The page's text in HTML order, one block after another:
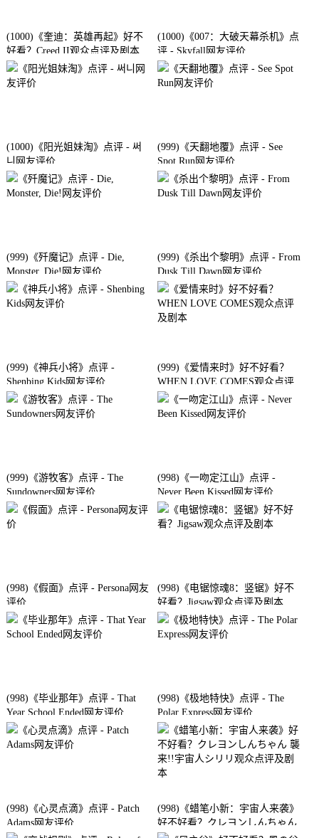
(1000)《奎迪：英雄再起》好不
好看？Creed II观众点评及剧本
(1000)《007：大破天幕杀机》点
评 - Skyfall网友评价
(1000)《阳光姐妹淘》点评 - 써
니网友评价
(999)《天翻地覆》点评 - See
Spot Run网友评价
(999)《歼魔记》点评 - Die,
Monster, Die!网友评价
(999)《杀出个黎明》点评 - From
Dusk Till Dawn网友评价
(999)《神兵小将》点评 -
Shenbing Kids网友评价
(999)《爱情来时》好不好看？
WHEN LOVE COMES观众点评
及剧本
(999)《游牧客》点评 - The
Sundowners网友评价
(998)《一吻定江山》点评 -
Never Been Kissed网友评价
(998)《假面》点评 - Persona网友
评价
(998)《电锯惊魂8：竖锯》好不
好看？Jigsaw观众点评及剧本
(998)《毕业那年》点评 - That
Year School Ended网友评价
(998)《极地特快》点评 - The
Polar Express网友评价
(998)《心灵点滴》点评 - Patch
Adams网友评价
(998)《蜡笔小新：宇宙人来袭》
好不好看？クレヨンしんちゃん